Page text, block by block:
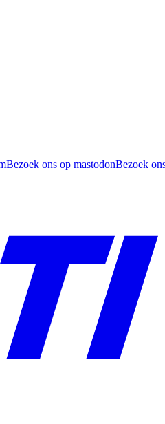
Bezoek ons op mastodonBezoek